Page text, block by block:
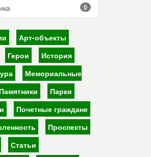
0
Арт-объекты
Герои
История
Мемориальные
Памятники
Парки
Почетные граждане
Проспекты
Статьи